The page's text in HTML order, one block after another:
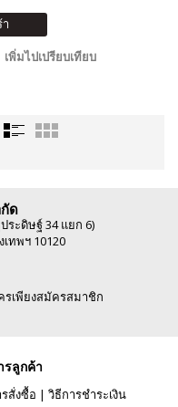
เพิ่มไปเปรียบเทียบ
ด
ระดิษฐ์ 34 แยก 6)
ทพฯ 10120
เพียงสมัครสมาชิก
รลูกค้า
สั่งซื้อ | วิธีการชำระเงิน